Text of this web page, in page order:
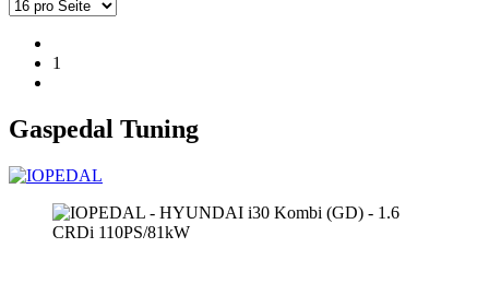
1
Gaspedal Tuning